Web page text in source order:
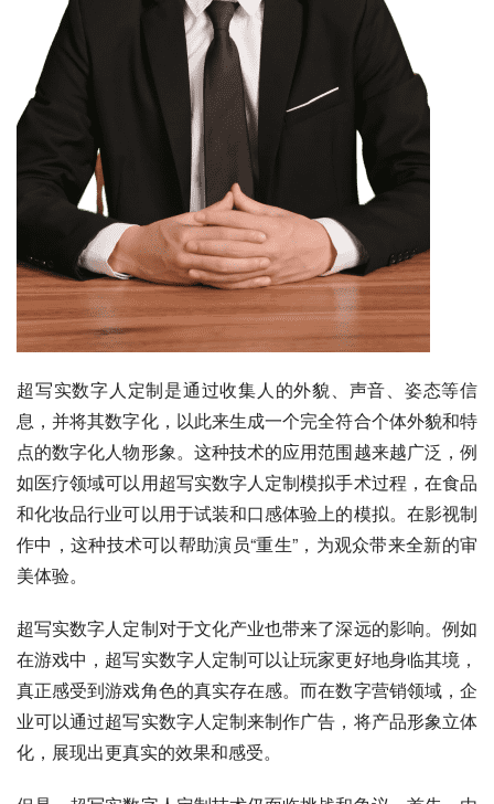
超写实数字人定制是通过收集人的外貌、声音、姿态等信
息，并将其数字化，以此来生成一个完全符合个体外貌和特
点的数字化人物形象。这种技术的应用范围越来越广泛，例
如医疗领域可以用超写实数字人定制模拟手术过程，在食品
和化妆品行业可以用于试装和口感体验上的模拟。在影视制
作中，这种技术可以帮助演员“重生”，为观众带来全新的审
美体验。
超写实数字人定制对于文化产业也带来了深远的影响。例如
在游戏中，超写实数字人定制可以让玩家更好地身临其境，
真正感受到游戏角色的真实存在感。而在数字营销领域，企
业可以通过超写实数字人定制来制作广告，将产品形象立体
化，展现出更真实的效果和感受。